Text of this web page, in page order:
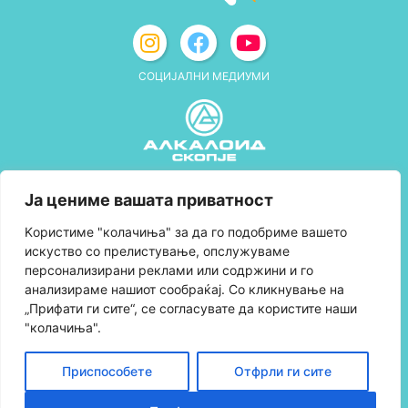
Ја цениме вашата приватност
Kористиме "колачиња" за да го подобриме вашето
искуство со прелистување, опслужуваме
персонализирани реклами или содржини и го
анализираме нашиот сообраќај. Со кликнување на
„Прифати ги сите“, се согласувате да користите наши
"колачиња".
Приспособете Отфрли ги сите
СОЦИЈАЛНИ МЕДИУМИ
Правила и услови за користење
Политика за колачиња
Правила за учество во програмата за
лојалност и политика за собирање поени
Контактирајте нè